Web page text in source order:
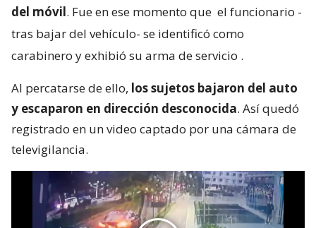
del móvil. Fue en ese momento que el funcionario -
tras bajar del vehículo- se identificó como
carabinero y exhibió su arma de servicio .
Al percatarse de ello, los sujetos bajaron del auto
y escaparon en dirección desconocida. Así quedó
registrado en un video captado por una cámara de
televigilancia.